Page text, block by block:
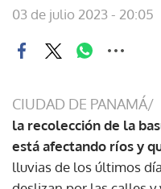
03 de julio 2023 - 20:05
CIUDAD DE PANAMÁ/
la recolección de la
está afectando ríos y
lluvias de los últimos